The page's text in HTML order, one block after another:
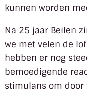
kunnen worden
Na 25 jaar Beilen
we met velen de
hebben er nog
bemoedigende
stimulans om door